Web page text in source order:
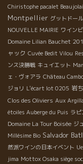
Chiristophe pacalet
Montpellier グットドール
NOUVELLE MAIRIE ワイン
Domaine Lilian Bauchet
ャック Cuvée Bedit Vilou
ンス決勝戦 キュイエット
ェ・ヴォアラ Château
ジョリ L'écart lot 0205 岩
Clos des Oliviers Aux
étoiles Auberge du Puis ラ
Domaine La Tour Boisée ジ
Millésime Bio Salvador
然派ワインの日本イベント
jima Mottox Osaka siège